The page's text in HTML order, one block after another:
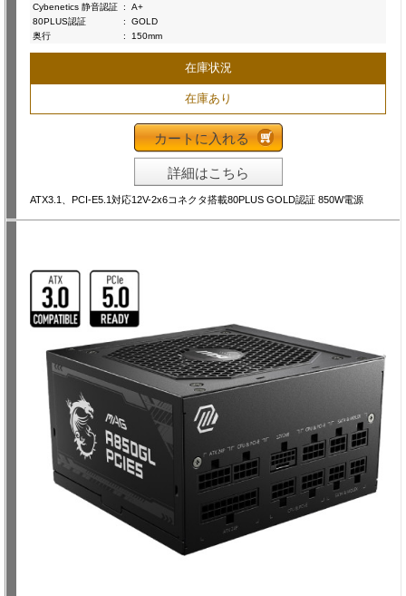
Cybenetics 静音認証 :
A+
80PLUS認証
:
GOLD
奥行
: 150mm
在庫状況
在庫あり
カートに入れる
詳細はこちら
ATX3.1、PCI-E5.1対応12V-2x6コネクタ搭載80PLUS GOLD認証 850W電源